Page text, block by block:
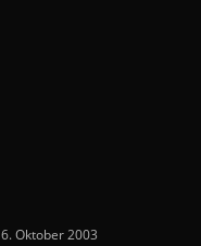
6. Oktober 2003